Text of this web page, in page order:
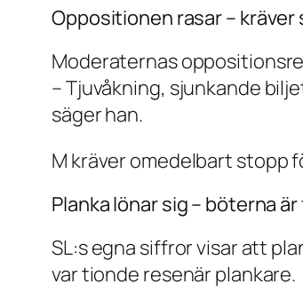
Oppositionen rasar – kräver
Moderaternas
– Tjuvåkning, sjunkande
säger han.
M kräver omedelbart stopp
Planka lönar sig – böterna
SL:s egna siffror visar att
var tionde resenär plankare.